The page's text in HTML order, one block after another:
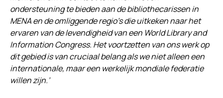
ondersteuning te bieden aan de bibliothecarissen in
MENA en de omliggende regio’s die uitkeken naar het
ervaren van de levendigheid van een World Library and
Information Congress. Het voortzetten van ons werk op
dit gebied is van cruciaal belang als we niet alleen een
internationale, maar een werkelijk mondiale federatie
willen zijn.’